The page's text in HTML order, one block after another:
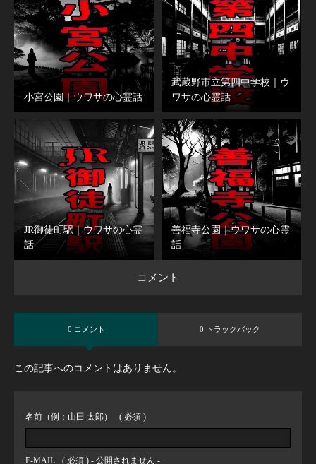
小宮公園｜ウワサの心霊話
武蔵野市立第四中学校｜ウ
ワサの心霊話
JR御徒町駅｜ウワサの心霊
話
善福寺公園｜ウワサの心霊
話
コメント
0 コメント 0 トラックバック
この記事へのコメントはありません。
名前（例：山田 太郎） ( 必須 )
E-MAIL ( 必須 ) - 公開されません -